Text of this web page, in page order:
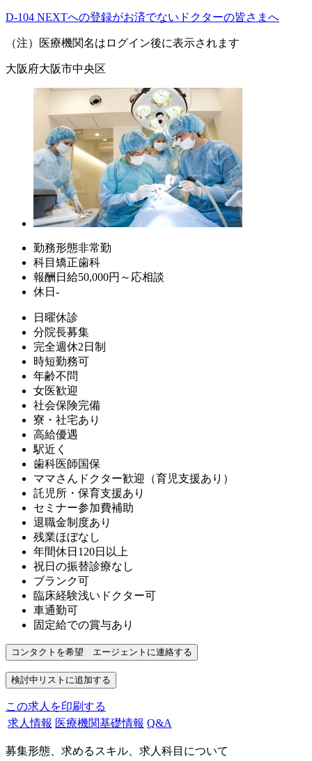
D-104 NEXTへの登録がお済でないドクターの皆さまへ
（注）医療機関名はログイン後に表示されます
大阪府大阪市中央区
勤務形態非常勤
科目 矯正歯科
報酬 日給50,000円～応相談
休日 -
日曜休診
分院長募集
完全週休2日制
時短勤務可
年齢不問
女医歓迎
社会保険完備
寮・社宅あり
高給優遇
駅近く
歯科医師国保
ママさんドクター歓迎（育児支援あり）
託児所・保育支援あり
セミナー参加費補助
退職金制度あり
残業ほぼなし
年間休日120日以上
祝日の振替診療なし
ブランク可
臨床経験浅いドクター可
車通勤可
固定給での賞与あり
この求人を印刷する
求人情報 医療機関基礎情報 Q&A
募集形態、求めるスキル、求人科目について